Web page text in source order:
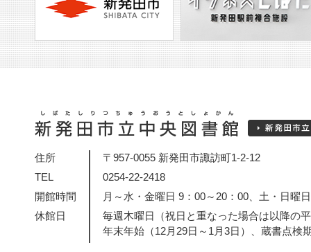
住所
〒957-0055 新発田市諏訪町1-2-12
TEL
0254-22-2418
開館時間
月～水・金曜日 9：00～20：00、土・日曜
休館日
毎週木曜日（祝日と重なった場合は以降の
年末年始（12月29日～1月3日）、蔵書点検